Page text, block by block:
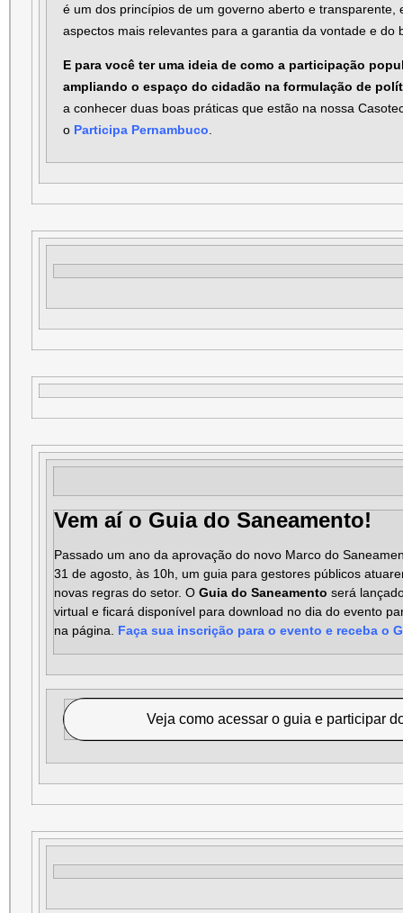
é um dos princípios de um governo aberto e transparente,
aspectos mais relevantes para a garantia da vontade e do
E para você ter uma ideia de como a participação
ampliando o espaço do cidadão na formulação de
a conhecer duas boas práticas que estão na nossa
o Participa Pernambuco
Vem aí o Guia do Saneamento!
Passado um ano da aprovação do novo Marco do
31 de agosto, às 10h, um guia para gestores públicos
novas regras do setor. O Guia do Saneamento será
virtual e ficará disponível para download no dia do evento
na página. Faça sua inscrição para o evento e receba o
Veja como acessar o guia e participar